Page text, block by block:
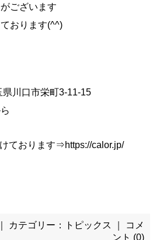
ございます
おります(^^)
川口市栄町3-11-15
ております⇒https://calor.jp/
カテゴリー： トピックス
コメ
ント (0)